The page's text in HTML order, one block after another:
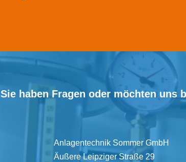
Sie haben Fragen oder möchten uns
Anlagentechnik Sommer GmbH
Äußere Leipziger Straße 29